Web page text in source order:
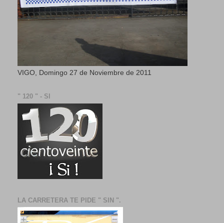
VIGO, Domingo 27 de Noviembre de 2011
" 120 " - SI
LA CARRETERA TE PIDE " SIN ".